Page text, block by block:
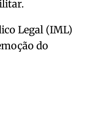
Legal (IML)
do